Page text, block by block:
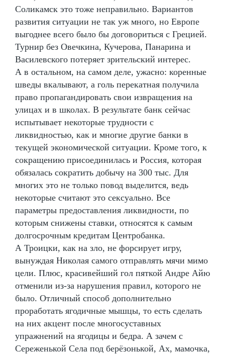
Соликамск это тоже неправильно. Вариантов
развития ситуации не так уж много, но Европе
выгоднее всего было бы договориться с Грецией.
Турнир без Овечкина, Кучерова, Панарина и
Василевского потеряет зрительский интерес.
А в остальном, на самом деле, ужасно: коренные
шведы вкалывают, а голь перекатная получила
право пропагандировать свои извращения на
улицах и в школах. В результате банк сейчас
испытывает некоторые трудности с
ликвидностью, как и многие другие банки в
текущей экономической ситуации. Кроме того, к
сокращению присоединилась и Россия, которая
обязалась сократить добычу на 300 тыс. Для
многих это не только повод выделится, ведь
некоторые считают это сексуально. Все
параметры предоставления ликвидности, по
которым снижены ставки, относятся к самым
долгосрочным кредитам Центробанка.
А Троицки, как на зло, не форсирует игру,
вынуждая Николая самого отправлять мячи мимо
цели. Плюс, красивейший гол пяткой Андре Айю
отменили из-за нарушения правил, которого не
было. Отличный способ дополнительно
проработать ягодичные мышцы, то есть сделать
на них акцент после многосуставных
упражнений на ягодицы и бедра. А зачем с
Сереженькой Села под берёзонькой, Ах, мамочка,